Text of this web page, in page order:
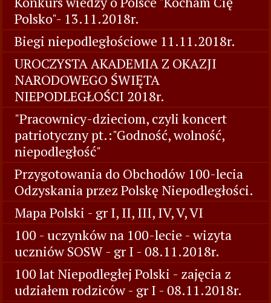
Polsko"- 13.11.2018r.
Biegi niepodległościowe 11.11.2018r.
UROCZYSTA AKADEMIA Z OKAZJI
NARODOWEGO ŚWIĘTA
NIEPODLEGŁOŚCI 2018r.
"Pracownicy-dzieciom, czyli koncert
patriotyczny pt.:"Godność, wolność,
niepodległość"
Przygotowania do Obchodów 100-lecia
Odzyskania przez Polskę Niepodległości.
Mapa Polski - gr I, II, III, IV, V, VI
100 - uczynków na 100-lecie - wizyta
uczniów SOSW - gr I - 08.11.2018r.
100 lat Niepodległej Polski - zajęcia z
udziałem rodziców - gr I - 08.11.2018r.